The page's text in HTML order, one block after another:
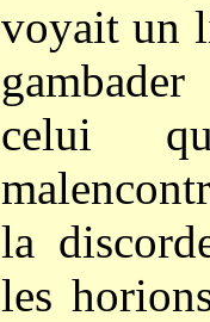
voyait un
celui
la
les